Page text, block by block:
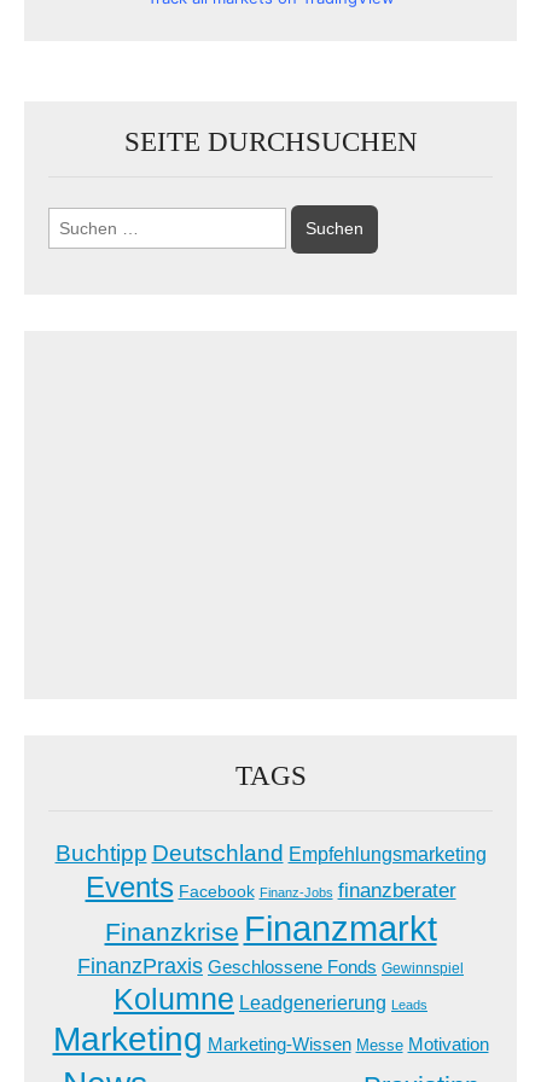
SEITE DURCHSUCHEN
Suchen
nach:
TAGS
Buchtipp Deutschland Empfehlungsmarketing
Events Facebook Finanz-Jobs finanzberater
Finanzkrise Finanzmarkt
FinanzPraxis Geschlossene Fonds Gewinnspiel
Kolumne Leadgenerierung Leads
Marketing Marketing-Wissen Messe Motivation